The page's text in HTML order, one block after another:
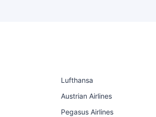
Lufthansa
Austrian Airlines
Pegasus Airlines